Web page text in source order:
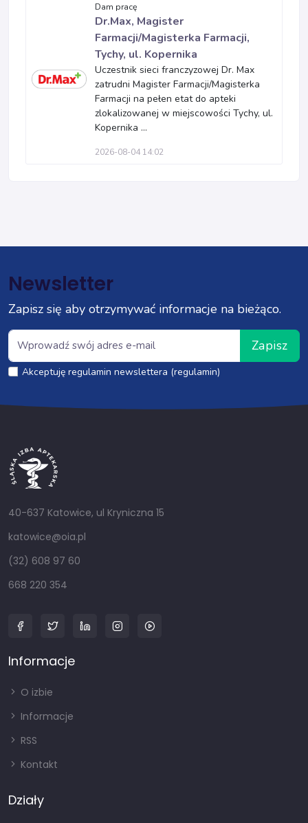
Dam pracę
Dr.Max, Magister
Farmacji/Magisterka Farmacji,
Tychy, ul. Kopernika
Uczestnik sieci franczyzowej Dr. Max
zatrudni Magister Farmacji/Magisterka
Farmacji na pełen etat do apteki
zlokalizowanej w miejscowości Tychy, ul.
Kopernika ...
2026-08-04 14:02
Newsletter
Zapisz się aby otrzymywać informacje na bieżąco.
Zapisz
Akceptuję regulamin newslettera (regulamin)
40-637 Katowice, ul Kryniczna 15
katowice@oia.pl
(32) 608 97 60
668 220 354
Informacje
O izbie
Informacje
RSS
Kontakt
Działy